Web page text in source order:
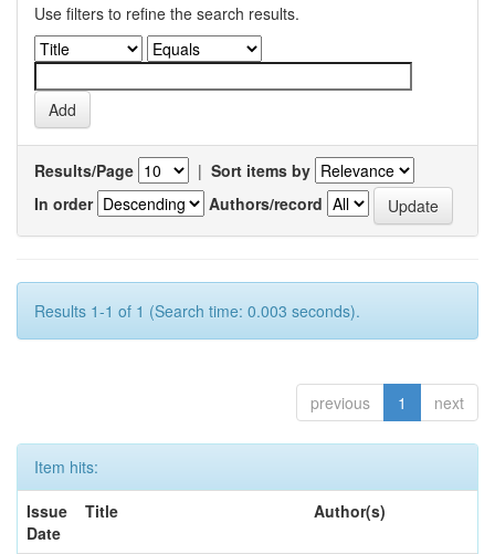
Use filters to refine the search results.
Results/Page | Sort items by
In order
Authors/record
Results 1-1 of 1 (Search time: 0.003 seconds).
previous 1 next
Item hits:
Issue
Date
Title Author(s)